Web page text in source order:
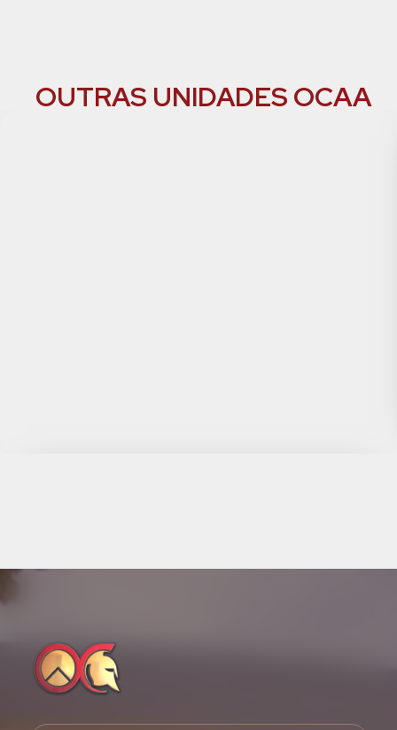
OUTRAS UNIDADES OCAA
Complexo Jurídico